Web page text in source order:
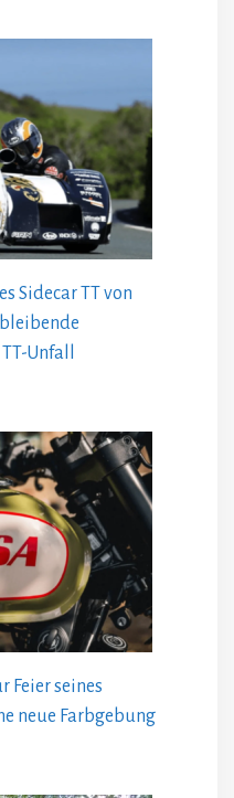
Sidecar TT von
Unfall
Feier seines
neue Farbgebung